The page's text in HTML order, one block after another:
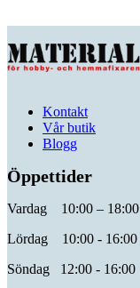
Kontakt
Vår butik
Blogg
Öppettider
Vardag 10:00 – 18:00
Lördag 10:00 - 16:00
Söndag 12:00 - 16:00